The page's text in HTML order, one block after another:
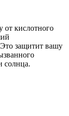
от кислотного
защитит вашу
солнца.